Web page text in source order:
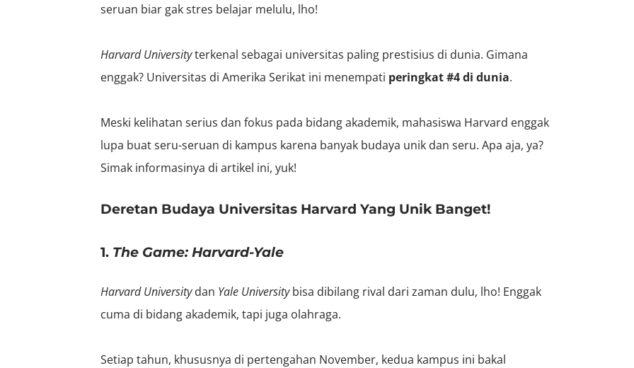
seruan biar gak stres belajar melulu, lho!
Harvard Universityterkenal sebagai universitas paling prestisius di dunia. Gimana
enggak? Universitas di Amerika Serikat ini menempati peringkat #4 di dunia.
Meski kelihatan serius dan fokus pada bidang akademik, mahasiswa Harvard enggak
lupa buat seru-seruan di kampus karena banyak budaya unik dan seru. Apa aja, ya?
Simak informasinya di artikel ini, yuk!
Deretan Budaya Universitas Harvard Yang Unik Banget!
1. The Game: Harvard-Yale
Harvard Universitydan Yale Universitybisa dibilang rival dari zaman dulu, lho! Enggak
cuma di bidang akademik, tapi juga olahraga.
Setiap tahun, khususnya di pertengahan November, kedua kampus ini bakal